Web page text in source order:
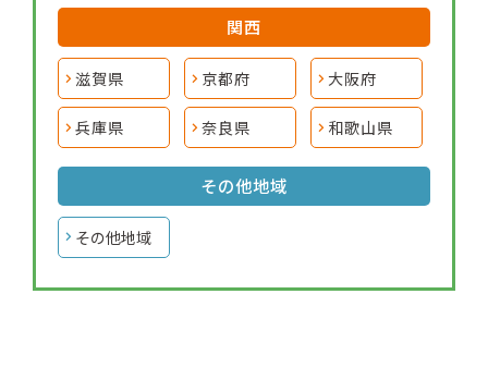
関西
滋賀県 京都府 大阪府
兵庫県 奈良県 和歌山県
その他地域
その他地域